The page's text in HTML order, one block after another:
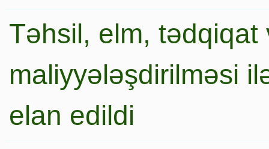
Təhsil, elm,
maliyyələşdirilməsi
elan edildi